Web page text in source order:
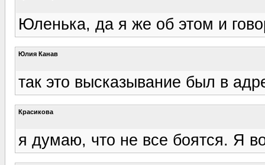
Юленька, да я же об этом и
Юлия Канав
так это высказывание был в
Красикова
я думаю, что не все боятся. Я